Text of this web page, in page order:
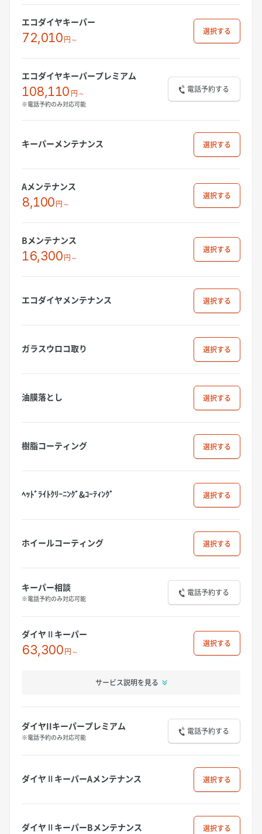
エコダイヤキーパー
72,010円～
選択
エコダイヤキーパープレミアム
108,110 円～
※電話予約のみ対応可能
電話予約する
キーパーメンテナンス 選択
Aメンテナンス
8,100円～
選択
Bメンテナンス
16,300円～
選択
エコダイヤメンテナンス 選択
ガラスウロコ取り 選択
油膜落とし 選択
樹脂コーティング 選択
ﾍｯﾄﾞﾗｲﾄｸﾘｰﾆﾝｸﾞ&ｺｰﾃｨﾝｸﾞ 選択
ホイールコーティング 選択
キーパー相談
※電話予約のみ対応可能
電話予約する
ダイヤⅡキーパー
63,300円～
選択
サービス説明を見る
ダイヤIIキーパープレミアム
※電話予約のみ対応可能
電話予約する
ダイヤⅡキーパーAメンテナンス 選択
ダイヤⅡキーパーBメンテナンス 選択